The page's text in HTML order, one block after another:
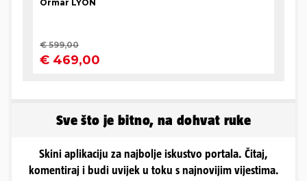
Sve što je bitno, na dohvat ruke
Skini aplikaciju za najbolje iskustvo portala. Čitaj,
komentiraj i budi uvijek u toku s najnovijim vijestima.